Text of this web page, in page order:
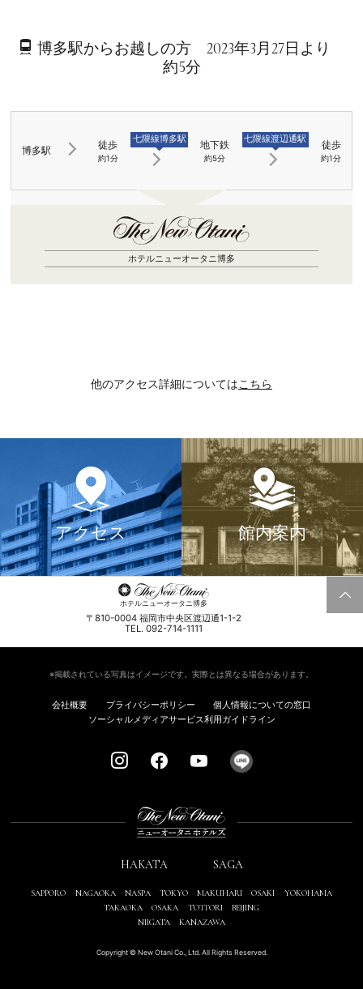
博多駅からお越しの方 2023年3月27日より
約5分
博多駅 徒歩
約1分
七隈線博多駅 地下鉄
約5分
七隈線渡辺通駅 徒歩
約1分
ホテルニューオータニ博多
他のアクセス詳細についてはこちら
アクセス 館内案内
ホテルニューオータニ博多
〒810-0004 福岡市中央区渡辺通1-1-2
TEL. 092-714-1111
※掲載されている写真はイメージです。実際とは異なる場合があります。
会社概要 プライバシーポリシー
個人情報についての窓口
ソーシャルメディアサービス利用ガイドライン
HAKATA SAGA
SAPPORO NAGAOKA NASPA TOKYO MAKUHARI OSAKI
YOKOHAMA
TAKAOKA
OSAKA TOTTORI
BEIJING
NIIGATA
KANAZAWA
Copyright © New Otani Co., Ltd. All Rights Reserved.